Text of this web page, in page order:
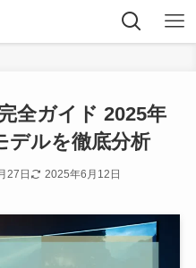
全ガイド 2025年
デルを徹底分析
27日 2025年6月12日